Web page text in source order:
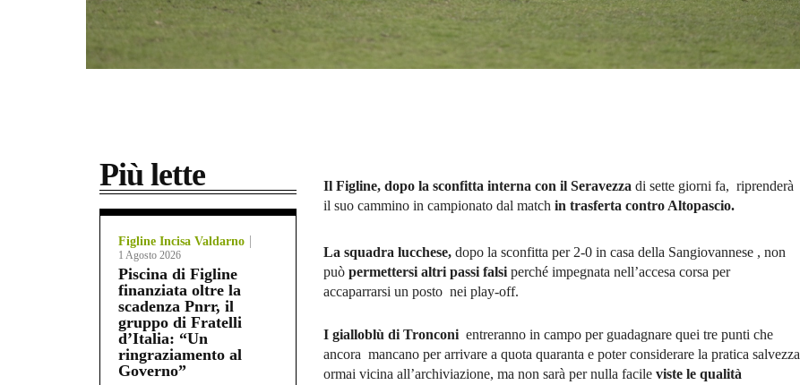
Più lette
Figline Incisa Valdarno
1 Agosto 2026
Piscina di Figline
finanziata oltre la
scadenza Pnrr, il
gruppo di Fratelli
d’Italia: “Un
ringraziamento al
Governo”
Il Figline, dopo la sconfitta interna con il Seravezza di sette giorni fa, riprenderà
il suo cammino in campionato dal match in trasferta contro Altopascio.
La squadra lucchese, dopo la sconfitta per 2-0 in casa della Sangiovannese , non
può permettersi altri passi falsi perché impegnata nell’accesa corsa per
accaparrarsi un posto nei play-off.
I gialloblù di Tronconi entreranno in campo per guadagnare quei tre punti che
ancora mancano per arrivare a quota quaranta e poter considerare la pratica salvezza
ormai vicina all’archiviazione, ma non sarà per nulla facile viste le qualità